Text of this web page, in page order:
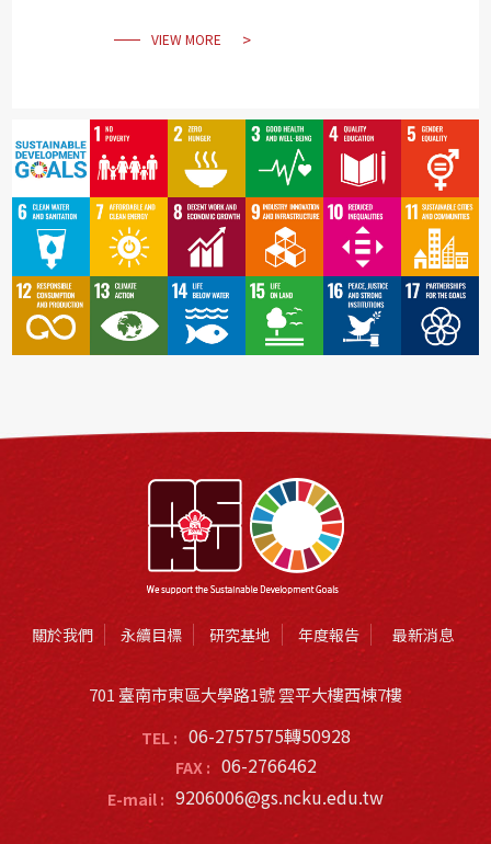
VIEW MORE
關於我們 永續目標 研究基地 年度報告 最新消息
701 臺南市東區大學路1號 雲平大樓西棟7樓
TEL : 06-2757575轉50928
FAX : 06-2766462
E-mail : 9206006@gs.ncku.edu.tw